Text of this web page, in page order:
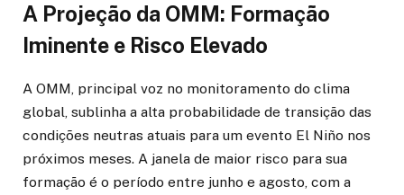
A Projeção da OMM: Formação
Iminente e Risco Elevado
A OMM, principal voz no monitoramento do clima
global, sublinha a alta probabilidade de transição das
condições neutras atuais para um evento El Niño nos
próximos meses. A janela de maior risco para sua
formação é o período entre junho e agosto, com a